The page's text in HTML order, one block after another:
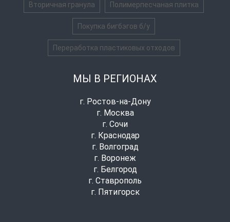
Вторичная гранула Полимерпесчаная плитка
Покупка бигбэгов б/у
Переработка пластиковых отходов
МЫ В РЕГИОНАХ
г. Ростов-на-Дону
г. Москва
г. Сочи
г. Краснодар
г. Волгоград
г. Воронеж
г. Белгород
г. Ставрополь
г. Пятигорск